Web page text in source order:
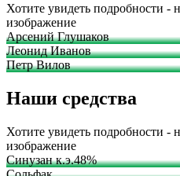
Хотите увидеть подробности -
изображение
Арсений Глушаков
Леонид Иванов
Петр Вилов
Наши средства
Хотите увидеть подробности -
изображение
Синузан к.э.48%